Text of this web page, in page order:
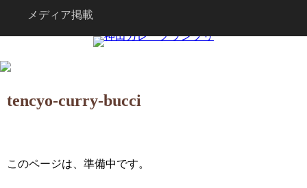
メディア掲載
tencyo-curry-bucci
このページは、準備中です。